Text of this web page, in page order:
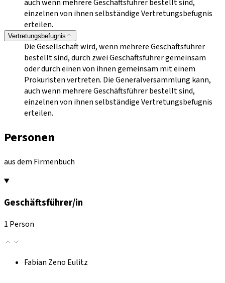
auch wenn mehrere Geschäftsführer bestellt sind,
einzelnen von ihnen selbständige Vertretungsbefugnis
erteilen.
Vertretungsbefugnis
Die Gesellschaft wird, wenn mehrere Geschäftsführer
bestellt sind, durch zwei Geschäftsführer gemeinsam
oder durch einen von ihnen gemeinsam mit einem
Prokuristen vertreten. Die Generalversammlung kann,
auch wenn mehrere Geschäftsführer bestellt sind,
einzelnen von ihnen selbständige Vertretungsbefugnis
erteilen.
Personen
aus dem Firmenbuch
Geschäftsführer/in
1 Person
Fabian Zeno Eulitz